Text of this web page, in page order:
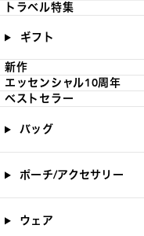
トラベル特集
ギフト
新作
エッセンシャル10周年
ベストセラー
バッグ
ポーチ/アクセサリー
ウェア